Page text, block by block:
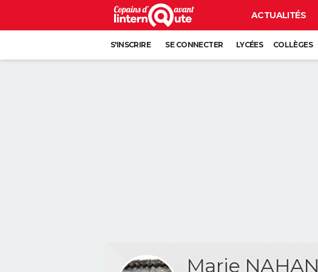
ACTUALITÉS
S'INSCRIRE SE CONNECTER LYCÉES COLLÈGES
Marie NAHAN